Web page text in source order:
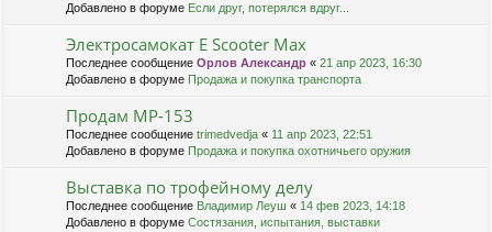
Добавлено в форуме Если друг, потерялся вдруг...
Электросамокат E Scooter Max
Последнее сообщение Орлов Александр « 21 апр 2023, 16:30
Добавлено в форуме Продажа и покупка транспорта
Продам МР-153
Последнее сообщение trimedvedja « 11 апр 2023, 22:51
Добавлено в форуме Продажа и покупка охотничьего оружия
Выставка по трофейному делу
Последнее сообщение Владимир Леуш « 14 фев 2023, 14:18
Добавлено в форуме Состязания, испытания, выставки